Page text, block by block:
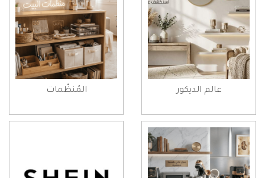
عالم الديكور المُنظّمات